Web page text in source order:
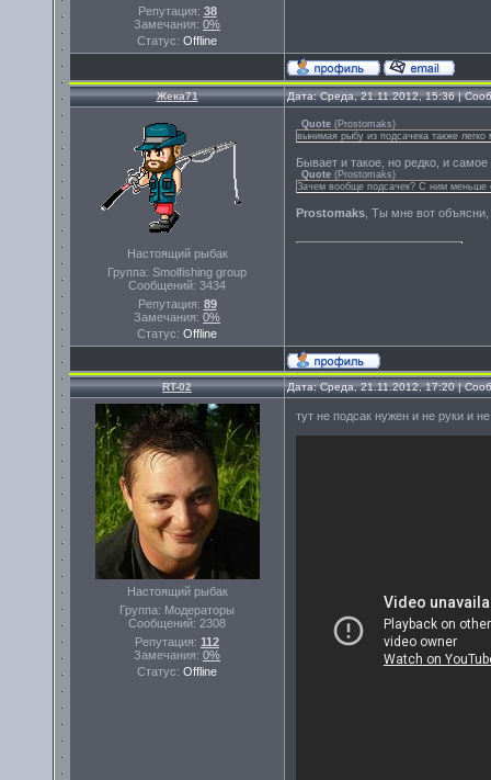
Репутация: 38
Замечания: 0%
Статус: Offline
Жека71 Дата: Среда, 21.11.2012, 15:36 |
Настоящий рыбак
Группа: Smolfishing group
Сообщений: 3434
Репутация: 89
Замечания: 0%
Статус: Offline
Quote (Prostomaks)
вынимая рыбу из подсачека также
Бывает и такое, но редко, и самое
Quote (Prostomaks)
Зачем вообще подсачек? С ним меньше
Prostomaks , Ты мне вот
RT-02 Дата: Среда, 21.11.2012, 17:20 |
Настоящий рыбак
Группа: Модераторы
Сообщений: 2308
Репутация: 112
Замечания: 0%
Статус: Offline
тут не подсак нужен и не руки и